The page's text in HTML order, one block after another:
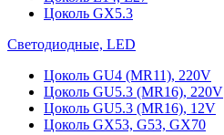
Цоколь GX5.3
Светодиодные, LED
Цоколь GU4 (MR11), 220V
Цоколь GU5.3 (MR16), 220V
Цоколь GU5.3 (MR16), 12V
Цоколь GX53, G53, GX70